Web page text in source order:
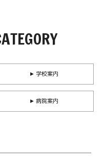
► 学校案内
► 病院案内